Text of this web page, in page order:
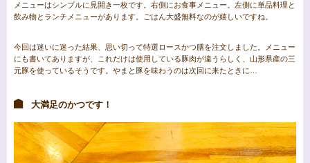
メニューはシンプルに見開き一枚です。右側にお食事メニュー。左側に単品料理と
飲み物とランチメニューがあります。ごはん大盛無料なのが嬉しいですね。
今回は迷いに迷った結果、思い切って特選ロースかつ膳を注文しました。メニュー
にも書いてありますが、これだけは使用している豚肉が違うらしく、山形県産の三
元豚を使っているそうです。やまと豚を味わうのは次回に来たときに…
大満足のかつです！